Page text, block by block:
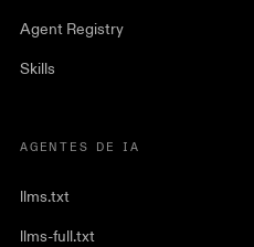
Agent Registry
Skills
AGENTES DE IA
llms.txt
llms-full.txt